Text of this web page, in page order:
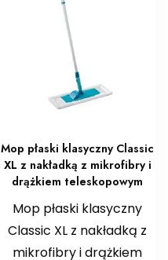
Mop płaski klasyczny Classic
XL z nakładką z mikrofibry i
drążkiem teleskopowym
Mop płaski klasyczny
Classic XL z nakładką z
mikrofibry i drążkiem